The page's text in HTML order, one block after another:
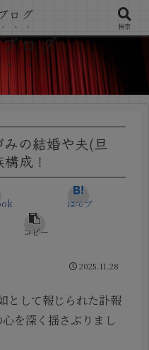
ログ
みの結婚や夫(旦
成！
はてブ
コピー
2025.11.28
として報じられた訃報
を深く揺さぶりまし
ログ
検索